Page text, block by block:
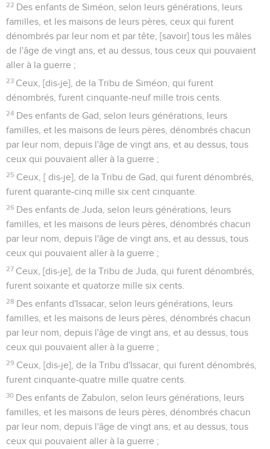
22 Des enfants de Siméon, selon leurs générations, leurs
familles, et les maisons de leurs pères, ceux qui furent
dénombrés par leur nom et par tête, [savoir] tous les mâles
de l'âge de vingt ans, et au dessus, tous ceux qui pouvaient
aller à la guerre ;
23 Ceux, [dis-je], de la Tribu de Siméon, qui furent
dénombrés, furent cinquante-neuf mille trois cents.
24 Des enfants de Gad, selon leurs générations, leurs
familles, et les maisons de leurs pères, dénombrés chacun
par leur nom, depuis l'âge de vingt ans, et au dessus, tous
ceux qui pouvaient aller à la guerre ;
25 Ceux, [ dis-je], de la Tribu de Gad, qui furent dénombrés,
furent quarante-cinq mille six cent cinquante.
26 Des enfants de Juda, selon leurs générations, leurs
familles, et les maisons de leurs pères, dénombrés chacun
par leur nom, depuis l'âge de vingt ans, et au dessus, tous
ceux qui pouvaient aller à la guerre ;
27 Ceux, [dis-je], de la Tribu de Juda, qui furent dénombrés,
furent soixante et quatorze mille six cents.
28 Des enfants d'Issacar, selon leurs générations, leurs
familles, et les maisons de leurs pères, dénombrés chacun
par leur nom, depuis l'âge de vingt ans, et au dessus, tous
ceux qui pouvaient aller à la guerre ;
29 Ceux, [dis-je], de la Tribu d'Issacar, qui furent dénombrés,
furent cinquante-quatre mille quatre cents.
30 Des enfants de Zabulon, selon leurs générations, leurs
familles, et les maisons de leurs pères, dénombrés chacun
par leur nom, depuis l'âge de vingt ans, et au dessus, tous
ceux qui pouvaient aller à la guerre ;